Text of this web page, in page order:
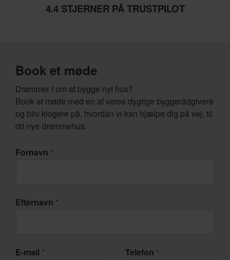
4.4 STJERNER PÅ TRUSTPILOT
Book et møde
Drømmer I om at bygge nyt hus?
Book et møde med en af vores dygtige byggerådgivere
og bliv klogere på, hvordan vi kan hjælpe dig på vej, til
dit nye drømmehus.
Fornavn *
Efternavn *
E-mail * Telefon *